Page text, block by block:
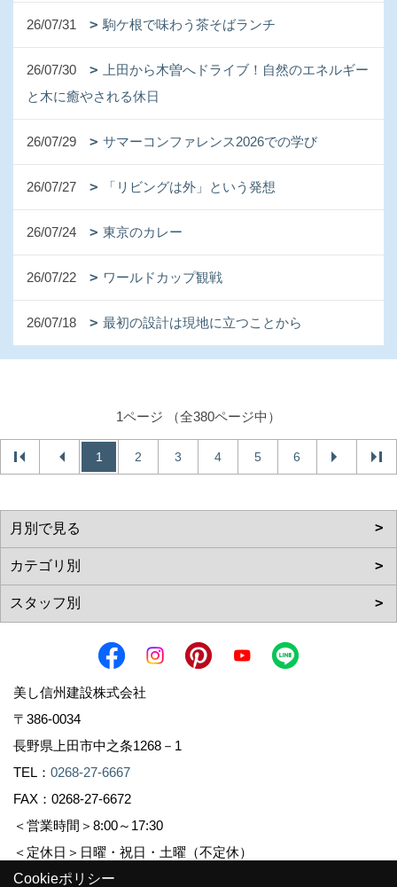
26/07/31 駒ケ根で味わう茶そばランチ
26/07/30
上田から木曽へドライブ！自然のエネルギー
と木に癒やされる休日
26/07/29 サマーコンファレンス2026での学び
26/07/27 「リビングは外」という発想
26/07/24 東京のカレー
26/07/22 ワールドカップ観戦
26/07/18 最初の設計は現地に立つことから
1ページ （全380ページ中）
1 2 3 4 5 6
美し信州建設株式会社
〒386-0034
長野県上田市中之条1268－1
TEL： 0268-27-6667
FAX：0268-27-6672
＜営業時間＞8:00～17:30
＜定休日＞日曜・祝日・土曜（不定休）
Cookieポリシー